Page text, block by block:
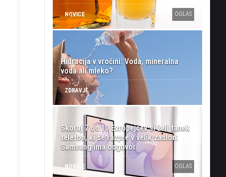
NOVICE OGLAS
Hidracija v vročini: Voda, mineralna
voda ali mleko?
ZDRAVJE
Skoraj 7 od 10 Evropejcev si želi tanek
telefon, ki se razpre v velik zaslon:
Samsung ima odgovor
NOVICE OGLAS